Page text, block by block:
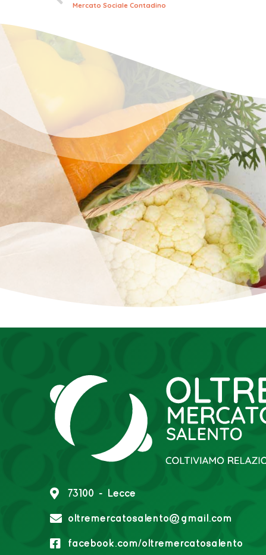
Mercato Sociale Contadino
73100 - Lecce
oltremercatosalento@gmail.com
facebook.com/oltremercatosalento